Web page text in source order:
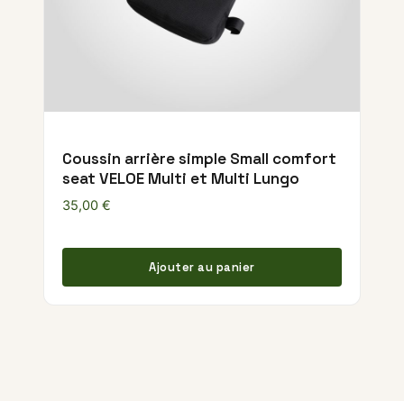
Coussin arrière simple Small comfort
seat VELOE Multi et Multi Lungo
35,00 €
Ajouter au panier